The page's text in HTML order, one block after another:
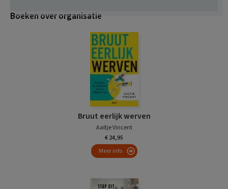
Boeken over organisatie
Bruut eerlijk werven
Aaltje Vincent
€ 24,95
Meer info